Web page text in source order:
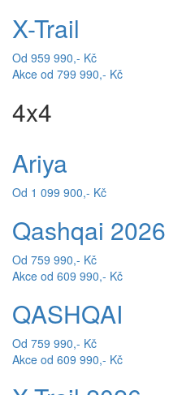
X-Trail
Od 959 990,- Kč
Akce od 799 990,- Kč
4x4
Ariya
Od 1 099 900,- Kč
Qashqai 2026
Od 759 990,- Kč
Akce od 609 990,- Kč
QASHQAI
Od 759 990,- Kč
Akce od 609 990,- Kč